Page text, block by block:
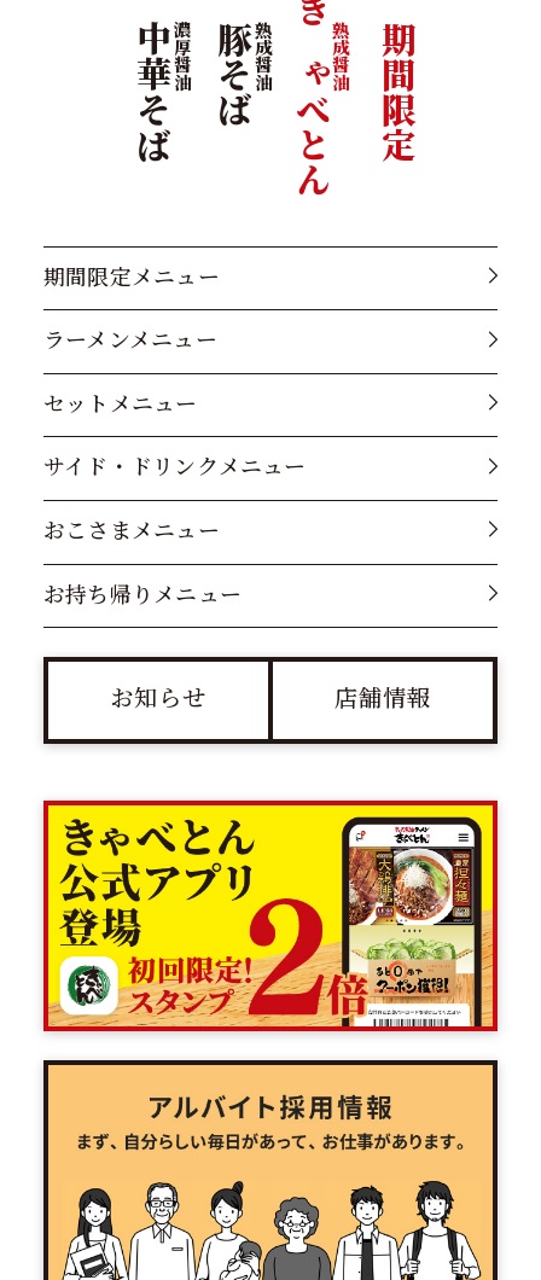
期間限定
熟成醤油
きゃべとん
熟成醤油
豚そば
濃厚醤油
中華そば
期間限定メニュー
ラーメンメニュー
セットメニュー
サイド・ドリンクメニュー
おこさまメニュー
お持ち帰りメニュー
お知らせ 店舗情報